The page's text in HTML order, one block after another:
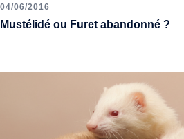
04/06/2016
Mustélidé ou Furet abandonné ?